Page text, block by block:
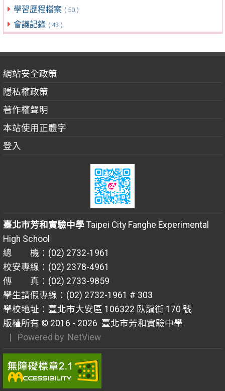
學習歷程檔案 ( 50 )
會議記錄 ( 43 )
網站安全政策
隱私權政策
著作權聲明
本站使用正體字
登入
臺北市芳和實驗中學Taipei City Fanghe Experimental
High School
總 機：(02) 2732-1961
校安專線：(02) 2378-4961
傳 真：(02) 2733-9859
學生請假專線：(02) 2732-1961 # 303
學校地址：臺北市大安區 106322 臥龍街 170 號
版權所有 © 2016 - 2026 臺北市芳和實驗中學
| Powered by NetView